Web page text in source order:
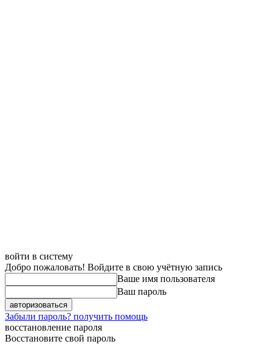
войти в систему
Добро пожаловать! Войдите в свою учётную запись
Ваше имя пользователя
Ваш пароль
Забыли пароль? получить помощь
восстановление пароля
Восстановите свой пароль